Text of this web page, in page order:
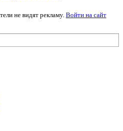
не видят рекламу. Войти на сайт